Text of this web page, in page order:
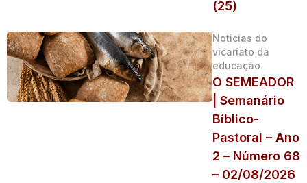
(25)
Noticias do
vicariato da
educação
O SEMEADOR
| Semanário
Bíblico-
Pastoral – Ano
2 – Número 68
– 02/08/2026